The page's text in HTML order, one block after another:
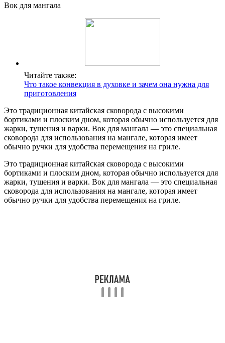
Вок для мангала
Читайте также:
Что такое конвекция в духовке и зачем она нужна для
приготовления
Это традиционная китайская сковорода с высокими
бортиками и плоским дном, которая обычно используется для
жарки, тушения и варки. Вок для мангала — это специальная
сковорода для использования на мангале, которая имеет
обычно ручки для удобства перемещения на гриле.
Это традиционная китайская сковорода с высокими
бортиками и плоским дном, которая обычно используется для
жарки, тушения и варки. Вок для мангала — это специальная
сковорода для использования на мангале, которая имеет
обычно ручки для удобства перемещения на гриле.